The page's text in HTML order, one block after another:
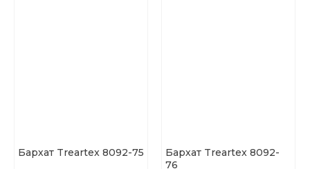
Бархат Treartex 8092-75
Бархат Treartex 8092-
76